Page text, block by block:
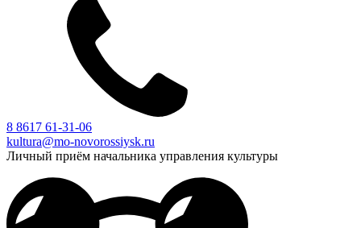
8 8617 61-31-06
kultura@mo-novorossiysk.ru
Личный приём начальника управления культуры